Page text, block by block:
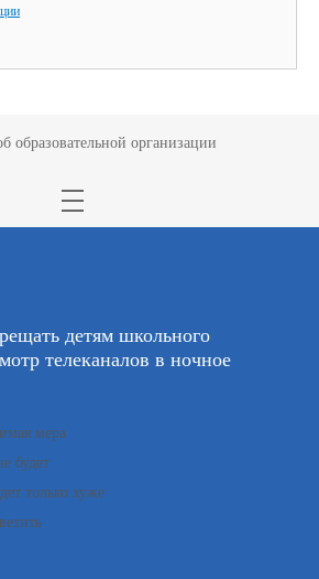
образовательной организации
детям школьного
телеканалов в ночное
мера
будет
только хуже